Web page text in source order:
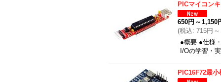
PICマイコン
650円 ～ 1,150
(税込: 715円 ～
●概要 ●仕様
I/Oの学習・
PIC16F72最